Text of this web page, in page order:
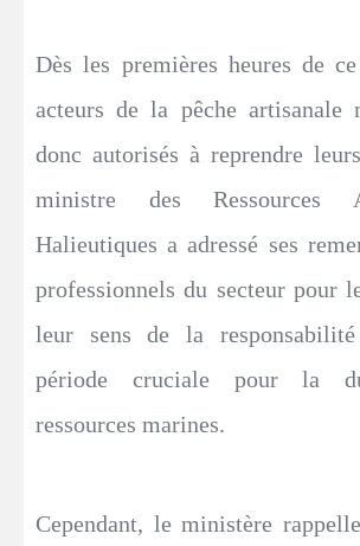
Dès les premières heures de
acteurs de la pêche artisanale
donc autorisés à reprendre
ministre des Ressources
Halieutiques a adressé ses
professionnels du secteur pour
leur sens de la
période cruciale pour la
ressources marines.
Cependant, le ministère